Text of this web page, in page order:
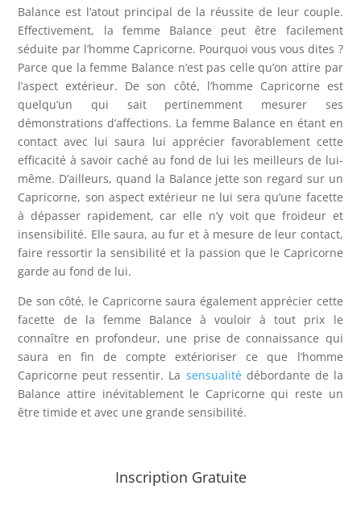
Balance est l’atout principal de la réussite de leur couple.
Effectivement, la femme Balance peut être facilement
séduite par l’homme Capricorne. Pourquoi vous vous dites ?
Parce que la femme Balance n’est pas celle qu’on attire par
l’aspect extérieur. De son côté, l’homme Capricorne est
quelqu’un qui sait pertinemment mesurer ses
démonstrations d’affections. La femme Balance en étant en
contact avec lui saura lui apprécier favorablement cette
efficacité à savoir caché au fond de lui les meilleurs de lui-
même. D’ailleurs, quand la Balance jette son regard sur un
Capricorne, son aspect extérieur ne lui sera qu’une facette
à dépasser rapidement, car elle n’y voit que froideur et
insensibilité. Elle saura, au fur et à mesure de leur contact,
faire ressortir la sensibilité et la passion que le Capricorne
garde au fond de lui.
De son côté, le Capricorne saura également apprécier cette
facette de la femme Balance à vouloir à tout prix le
connaître en profondeur, une prise de connaissance qui
saura en fin de compte extérioriser ce que l’homme
Capricorne peut ressentir. La sensualitédébordante de la
Balance attire inévitablement le Capricorne qui reste un
être timide et avec une grande sensibilité.
Inscription Gratuite